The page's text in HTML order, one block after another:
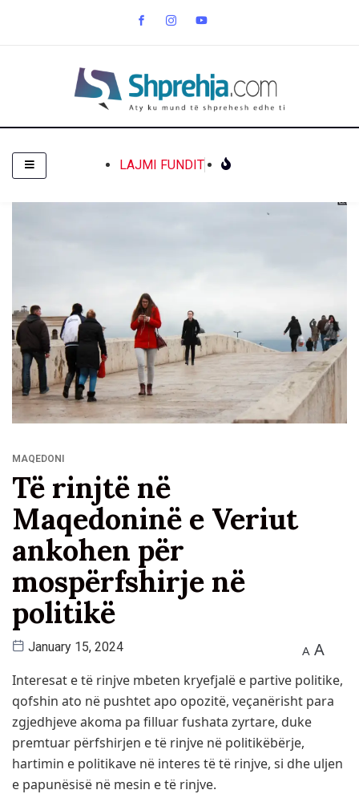
LAJMI FUNDIT
MAQEDONI
Të rinjtë në
Maqedoninë e Veriut
ankohen për
mospërfshirje në
politikë
January 15, 2024 A A
Interesat e të rinjve mbeten kryefjalë e partive politike,
qofshin ato në pushtet apo opozitë, veçanërisht para
zgjedhjeve akoma pa filluar fushata zyrtare, duke
premtuar përfshirjen e të rinjve në politikëbërje,
hartimin e politikave në interes të të rinjve, si dhe uljen
e papunësisë në mesin e të rinjve.